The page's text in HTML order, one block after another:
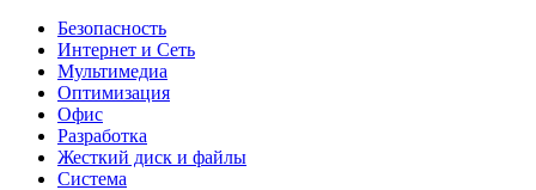
Безопасность
Интернет и Сеть
Мультимедиа
Оптимизация
Офис
Разработка
Жесткий диск и файлы
Система